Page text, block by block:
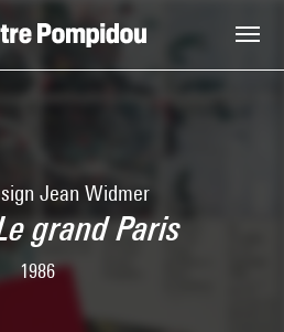
Jean Widmer
grand Paris
1986